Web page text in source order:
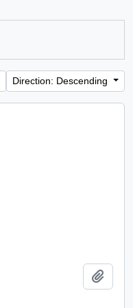
Direction: Descending